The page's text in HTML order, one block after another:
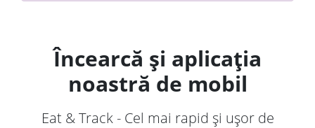
Încearcă și aplicația
noastră de mobil
Eat & Track - Cel mai rapid și ușor de